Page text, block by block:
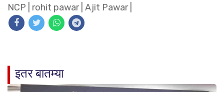
NCP rohit pawar| Ajit Pawar|
इतर बातम्या